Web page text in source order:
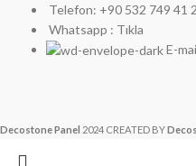
Telefon: +90 532 749 41
Whatsapp : Tıkla
E-
Decostone Panel 2024 CREATED BY